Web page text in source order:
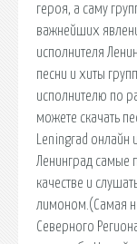
героя, а саму
важнейших
исполнителя
песни и хиты
исполнителю по
можете скачать
Leningrad онлайн
Ленинград самые
качестве и
лимоном.(Самая
Северного